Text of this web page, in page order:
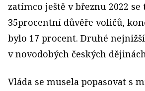
zatímco ještě v březnu 2022 se
35procentní důvěře voličů,
bylo 17 procent. Druhé
v novodobých českých
Vláda se musela popasovat s